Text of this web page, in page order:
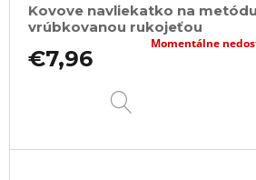
Kovove navliekatko na
vrúbkovanou rukojeťou
€7,96
Momentálne